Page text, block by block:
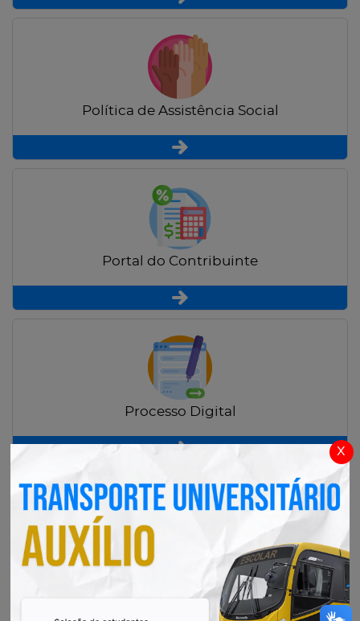
x
Política de Assistência Social
Portal do Contribuinte
Processo Digital
Radar Transparência Pública